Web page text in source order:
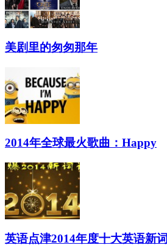
美剧里的匆匆那年
2014年全球最火歌曲：Happy
英语点津2014年度十大英语新词